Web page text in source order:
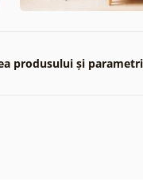
produsului și